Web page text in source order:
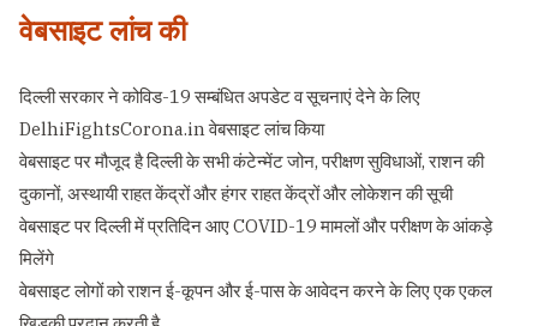
वेबसाइट लांच की
दिल्ली सरकार ने कोविड-19 सम्बंधित अपडेट व सूचनाएं देने के लिए
DelhiFightsCorona.in वेबसाइट लांच किया
वेबसाइट पर मौजूद है दिल्ली के सभी कंटेन्मेंट जोन, परीक्षण सुविधाओं, राशन की
दुकानों, अस्थायी राहत केंद्रों और हंगर राहत केंद्रों और लोकेशन की सूची
वेबसाइट पर दिल्ली में प्रतिदिन आए COVID-19 मामलों और परीक्षण के आंकड़े
मिलेंगे
वेबसाइट लोगों को राशन ई-कूपन और ई-पास के आवेदन करने के लिए एक एकल